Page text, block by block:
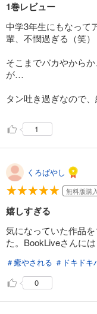
あらすじ
564円 (税
1巻レビュー
中学3年生にもなって
輩、不憫過ぎる（笑）
そこまでバカやから
が…
タン吐き過ぎなので
1
くろばやし
無料版購
嬉しすぎる
気になっていた作品
た。BookLiveさんに
＃癒やされる ＃ドキドキ
0